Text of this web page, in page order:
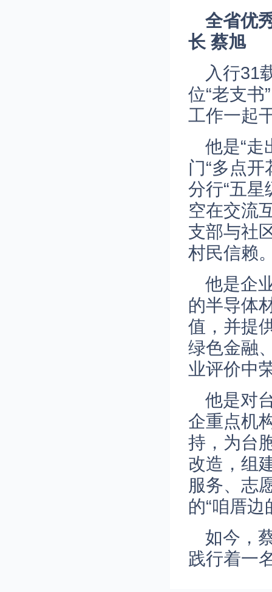
全省优
长 蔡旭
入行31
位“老支
工作一起
他是“走
门“多点
分行“五
空在交流
支部与社
村民信赖
他是企
的半导体
值，并提
绿色金融
业评价中
他是对
企重点机
持，为台
改造，组
服务、志
的“咱厝边
如今，
践行着一